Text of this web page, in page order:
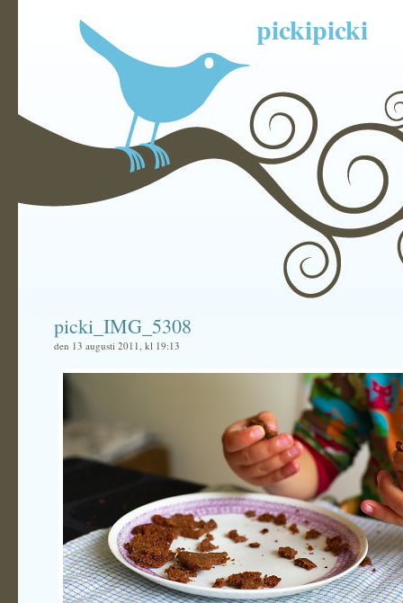
pickipicki
picki_IMG_5308
den 13 augusti 2011, kl 19:13